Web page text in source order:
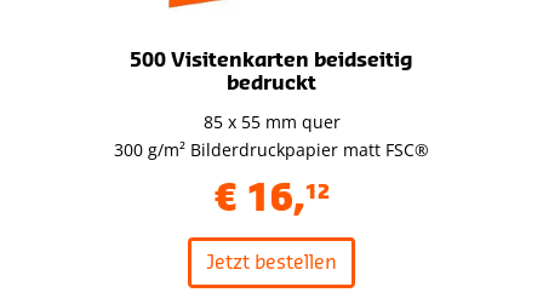
500 Visitenkarten beidseitig
bedruckt
85 x 55 mm quer
300 g/m² Bilderdruckpapier matt FSC®
€ 16,12
Jetzt bestellen